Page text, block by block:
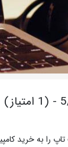
را به خرید